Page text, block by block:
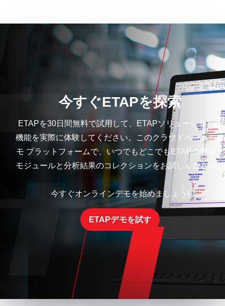
今すぐETAPを探索
ETAPを30日間無料で試用して、ETAPソリューションの
機能を実際に体験してください。このクラウドベースのデ
モ プラットフォームで、いつでもどこでもETAPの豊富な
モジュールと分析結果のコレクションをお試しください。
今すぐオンラインデモを始めましょう!
ETAPデモを試す